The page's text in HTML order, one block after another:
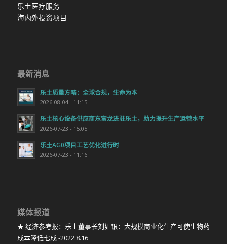
乐土医疗服务
海内外投资项目
最新消息
乐土质量方略：全球合规，生命为本
2026-08-04 - 11:15
乐土核心设备供应商东富龙进驻乐土，助力提升生产运营水平
2026-07-23 - 15:05
乐土AG0项目工艺优化进行时
2026-07-23 - 11:16
媒体报道
★ 经济参考报：乐土董事长刘如银：大规模商业化生产可使生物药
成本降低七成 -2022.8.16